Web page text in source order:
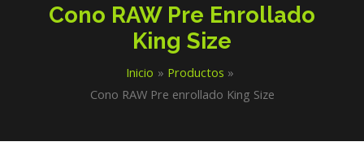
Cono RAW Pre Enrollado
King Size
Inicio
Productos
Cono RAW Pre enrollado King Size